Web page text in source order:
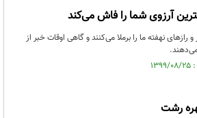
آرزوی شما را فاش می‌کند
نهفته ما را برملا می‌کنند و گاهی اوقات خبر از
می‌دهند.
رشت